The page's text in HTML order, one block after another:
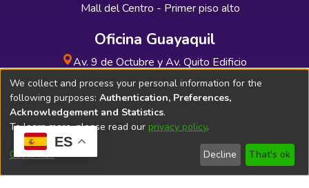
ES
Mall del Centro - Primer piso alto
Oficina Guayaquil
Av. 9 de Octubre y Av. Quito Edificio
INDUAUTO - Planta baja
Soporte Técnico Bibliolatino.com
We collect and process your personal information for the
following purposes: Authentication, Preferences,
Acknowledgement and Statistics.
To learn more, please read our privacy policy.
Customize Decline That's ok